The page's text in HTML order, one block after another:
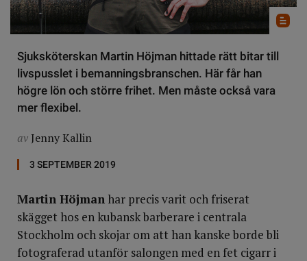
Sjuksköterskan Martin Höjman hittade rätt bitar till
livspusslet i bemanningsbranschen. Här får han
högre lön och större frihet. Men måste också vara
mer flexibel.
av Jenny Kallin
3 SEPTEMBER 2019
Martin Höjman har precis varit och friserat
skägget hos en kubansk barberare i centrala
Stockholm och skojar om att han kanske borde bli
fotograferad utanför salongen med en fet cigarr i